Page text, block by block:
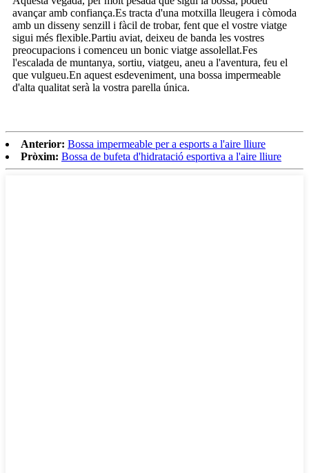
avançar amb confiança.Es tracta d'una motxilla lleugera i còmoda
amb un disseny senzill i fàcil de trobar, fent que el vostre viatge
sigui més flexible.Partiu aviat, deixeu de banda les vostres
preocupacions i comenceu un bonic viatge assolellat.Fes
l'escalada de muntanya, sortiu, viatgeu, aneu a l'aventura, feu el
que vulgueu.En aquest esdeveniment, una bossa impermeable
d'alta qualitat serà la vostra parella única.
Anterior: Bossa impermeable per a esports a l'aire lliure
Pròxim: Bossa de bufeta d'hidratació esportiva a l'aire lliure